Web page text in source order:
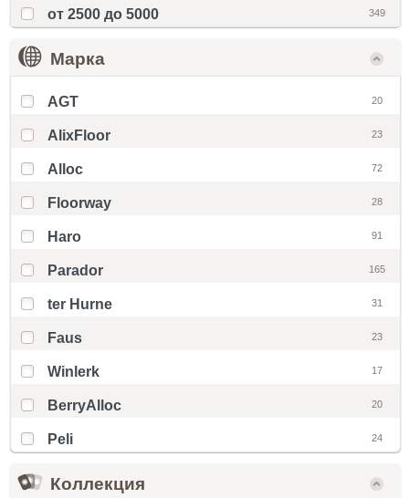
от 2500 до 5000 349
Марка
AGT 20
AlixFloor 23
Alloc 72
Floorway 28
Haro 91
Parador 165
ter Hurne 31
Faus 23
Winlerk 17
BerryAlloc 20
Peli 24
Коллекция